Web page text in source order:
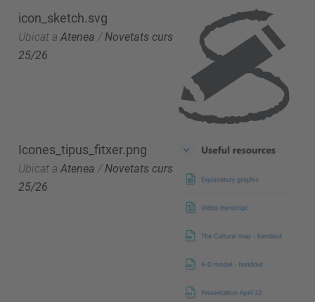
icon_sketch.svg
Ubicat a Atenea / Novetats curs
25/26
Icones_tipus_fitxer.png
Ubicat a Atenea / Novetats curs
25/26